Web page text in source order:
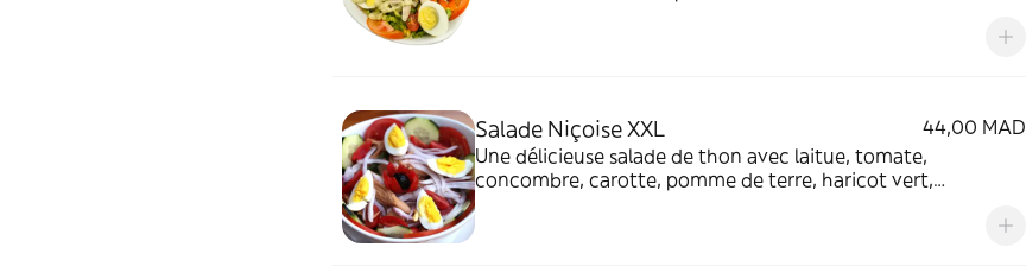
Salade Niçoise XXL
44,00 MAD
Une délicieuse salade de thon avec laitue, tomate,
concombre, carotte, pomme de terre, haricot vert,